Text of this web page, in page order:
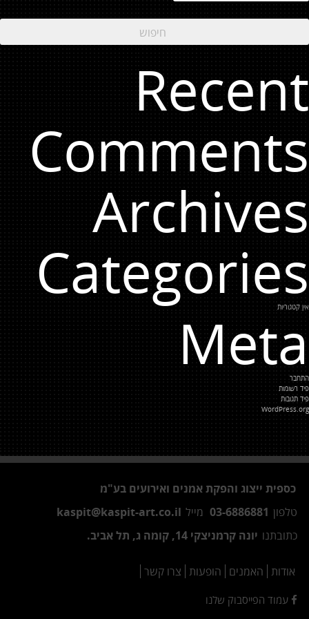
Recent
Comments
Archives
Categories
אין קטגוריות
Meta
התחבר
פיד רשומות
פיד תגובות
WordPress.org
כספית ייצוג והפקת אמנים ואירועים בע"מ
טלפון 03-6886881 מייל kaspit@kaspit-art.co.il
כתובתנו יונה קרמניצקי 14, קומה ג, תל אביב.
אודות האמנים הופעות צרו קשר
עמוד הפייסבוק שלנו